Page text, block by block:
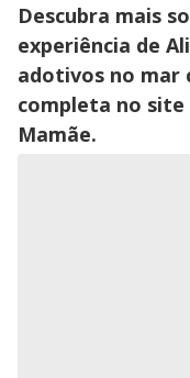
Descubra mais
experiência de
adotivos no mar
completa no site
Mamãe.